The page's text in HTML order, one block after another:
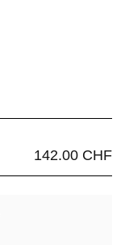
142.00 CHF